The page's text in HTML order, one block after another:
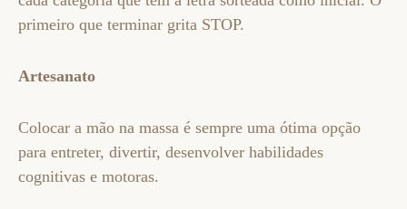
primeiro que terminar grita STOP.
Artesanato
Colocar a mão na massa é sempre uma ótima opção
para entreter, divertir, desenvolver habilidades
cognitivas e motoras.